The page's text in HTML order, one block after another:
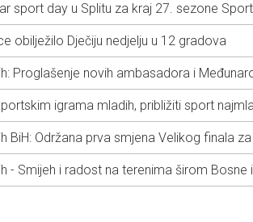
sport day u Splitu za kraj 27. sezone
obilježilo Dječiju nedjelju u 12 gradova
Proglašenje novih ambasadora i
igrama mladih, približiti sport
BiH: Održana prva smjena Velikog finala
- Smijeh i radost na terenima širom Bosne